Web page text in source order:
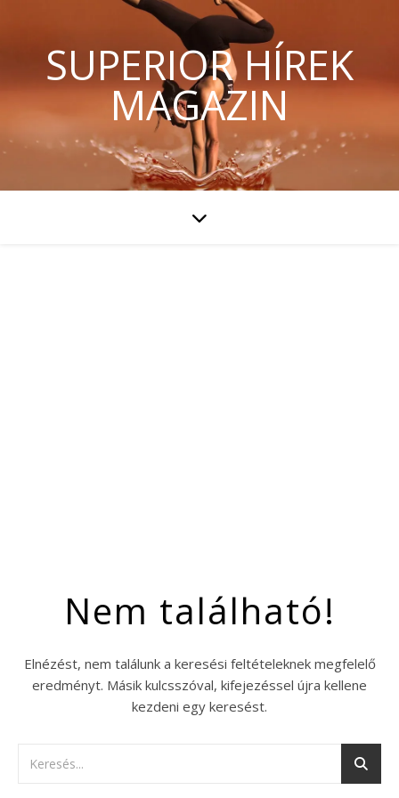
SUPERIOR HÍREK
MAGAZIN
Nem található!
Elnézést, nem találunk a keresési feltételeknek megfelelő
eredményt. Másik kulcsszóval, kifejezéssel újra kellene
kezdeni egy keresést.